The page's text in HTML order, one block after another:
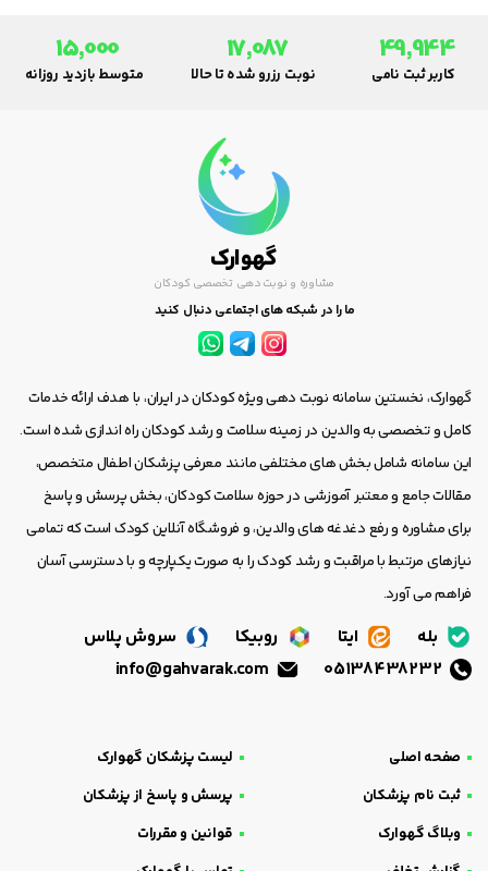
49,944
کاربر ثبت نامی
17,087
نوبت رزرو شده تا حالا
15,000
متوسط بازدید روزانه
گهوارک
مشاوره و نوبت دهی تخصصی کودکان
ما را در شبکه های اجتماعی دنبال کنید
گهوارک، نخستین سامانه نوبت دهی ویژه کودکان در ایران، با هدف ارائه خدمات
کامل و تخصصی به والدین در زمینه سلامت و رشد کودکان راه اندازی شده است.
این سامانه شامل بخش های مختلفی مانند معرفی پزشکان اطفال متخصص،
مقالات جامع و معتبر آموزشی در حوزه سلامت کودکان، بخش پرسش و پاسخ
برای مشاوره و رفع دغدغه های والدین، و فروشگاه آنلاین کودک است که تمامی
نیازهای مرتبط با مراقبت و رشد کودک را به صورت یکپارچه و با دسترسی آسان
فراهم می آورد.
بله ایتا روبیکا
سروش پلاس
صفحه اصلی
لیست پزشکان گهوارک
ثبت نام پزشکان
پرسش و پاسخ از پزشکان
وبلاگ گهوارک
قوانین و مقررات